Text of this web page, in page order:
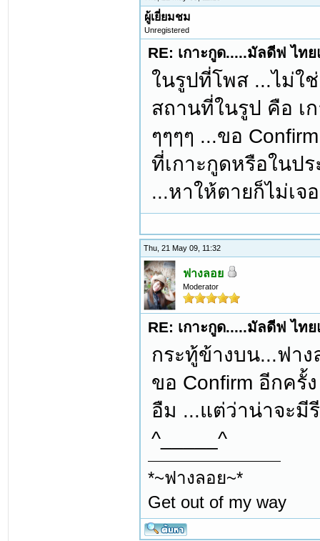
ผู้เยี่ยมชม
Unregistered
RE: เกาะกูด.....มัลดีฟ ไท
ในรูปที่โพส ...ไม่ใ
สถานที่ในรูป คือ เ
ๆๆๆๆ ...ขอ
ที่เกาะกูดหรือในป
...หาให้ตายก็ไม่เจ
Thu, 21 May 09, 11:32
ฟางลอย
Moderator
RE: เกาะกูด.....มัลดีฟ ไท
กระทู้ข้างบน...ฟาง
ขอ Confirm อีกครั้
อืม ...แต่ว่าน่าจะมี
^_____^
*~ฟางลอย~*
Get out of my way